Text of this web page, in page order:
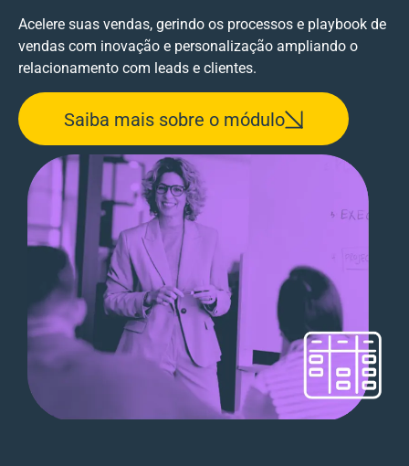
Acelere suas vendas, gerindo os processos e playbook de
vendas com inovação e personalização ampliando o
relacionamento com leads e clientes.
Saiba mais sobre o módulo